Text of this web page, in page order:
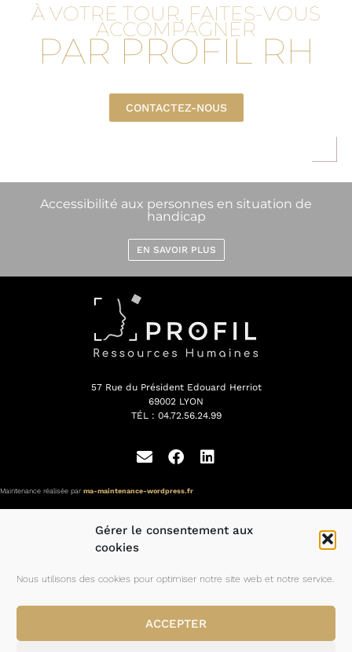
Gérer le consentement aux
cookies
Nous utilisons des cookies pour optimiser notre site web et notre service.
ACCEPTER
À VOTRE TOUR, FAITES-VOUS
ACCOMPAGNER
PAR PROFIL RH
CONTACTEZ-NOUS
Accessibilité aux personnes en situation de
handicap
EN SAVOIR PLUS
57 Rue du Président Edouard Herriot
69002 LYON
TÉL : 04.72.56.24.99
Maintenance réalisée par ma-maintenance-wordpress.fr
Nos réalisations
Contact